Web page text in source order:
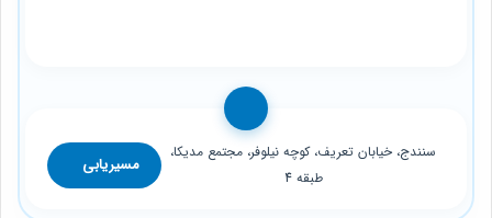
سنندج، خیابان تعریف، کوچه نیلوفر، مجتمع مدیکا،
طبقه 4
مسیریابی